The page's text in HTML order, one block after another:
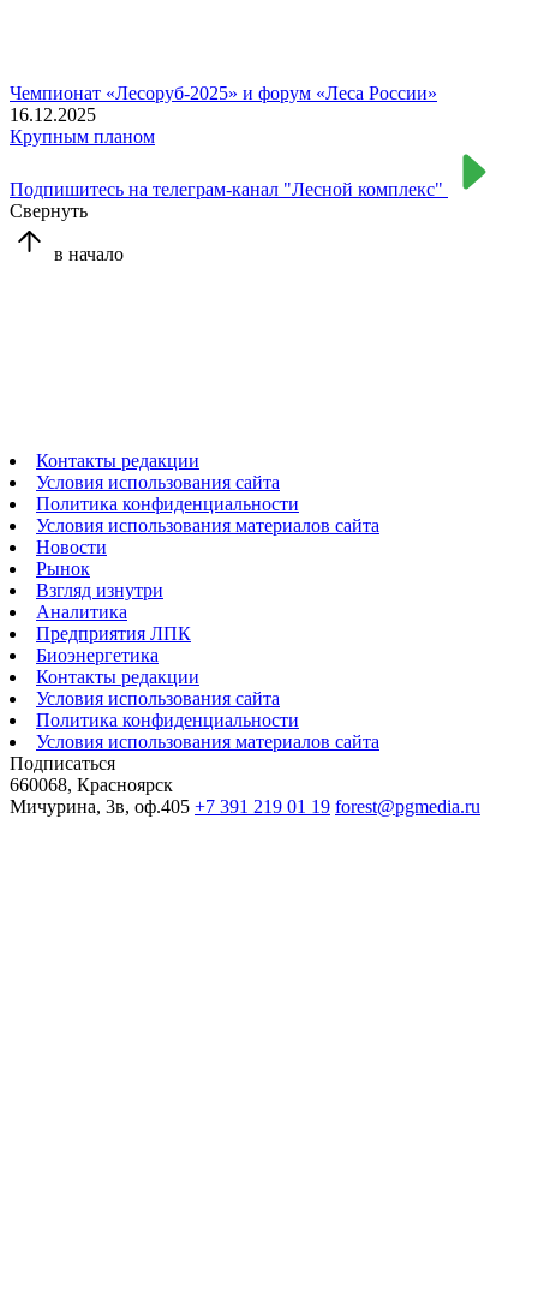
Чемпионат «Лесоруб-2025» и форум «Леса России»
16.12.2025
Крупным планом
Подпишитесь на телеграм-канал "Лесной комплекс"
Свернуть
в начало
Контакты редакции
Условия использования сайта
Политика конфиденциальности
Условия использования материалов сайта
Новости
Рынок
Взгляд изнутри
Аналитика
Предприятия ЛПК
Биоэнергетика
Контакты редакции
Условия использования сайта
Политика конфиденциальности
Условия использования материалов сайта
Подписаться
660068, Красноярск
Мичурина, 3в, оф.405 +7 391 219 01 19 forest@pgmedia.ru